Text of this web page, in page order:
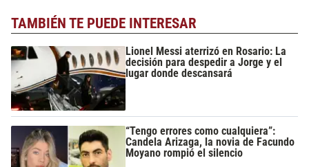
TAMBIÉN TE PUEDE INTERESAR
Lionel Messi aterrizó en Rosario: La
decisión para despedir a Jorge y el
lugar donde descansará
“Tengo errores como cualquiera”:
Candela Arizaga, la novia de Facundo
Moyano rompió el silencio